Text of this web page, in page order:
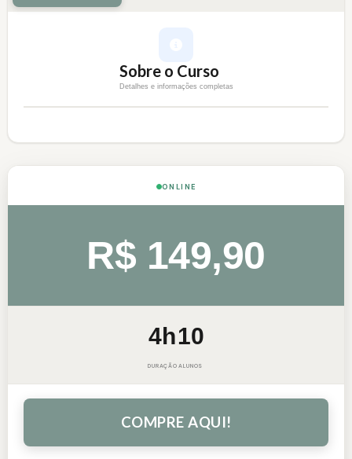
Sobre o Curso
Detalhes e informações completas
ONLINE
R$ 149,90
4h
DURAÇÃO
10
ALUNOS
COMPRE AQUI!